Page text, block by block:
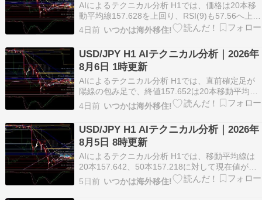
AIによるテクニカル分析 H1では、価格は20本移
動平均線157.628を上回り、RSI(9)も57.56へ上昇
して短期の戻り基調が見えます。一方で、
ADX(14)は23.18と前回25.53から低下しており、
方向感はあるものの強いトレンドへはまだ固まり
切っていません。MACD…
4日前 いつかは海外移住!
USD/JPY H1 AIテクニカル分析｜2026年
8月6日 1時更新
AIによるテクニカル分析 H1では、直前確定足が
陽線の包み足で、終値157.652は20本移動平均線
157.625をわずかに上回り、短期は下げ止まりを
試す形です。一方でADX(14)は25.53までやや低
下し、-DI 18.38が+DI 12.60を上回るため、トレ
ンド強度はま…
4日前 いつかは海外移住!
USD/JPY H1 AIテクニカル分析｜2026年
8月5日 8時更新
AIによるテクニカル分析 H1では、移動平均線は
20本157.642、50本157.218に対して現在値が上
にあり、短期はやや上向きです。一方で75本
158.062、100本159.107、200本161.415の上に
5日前 いつかは海外移住!